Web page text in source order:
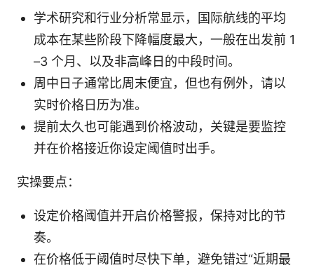
学术研究和行业分析常显示，国际航线的平均
成本在某些阶段下降幅度最大，一般在出发前 1
–3 个月、以及非高峰日的中段时间。
周中日子通常比周末便宜，但也有例外，请以
实时价格日历为准。
提前太久也可能遇到价格波动，关键是要监控
并在价格接近你设定阈值时出手。
实操要点：
设定价格阈值并开启价格警报，保持对比的节
奏。
在价格低于阈值时尽快下单，避免错过“近期最